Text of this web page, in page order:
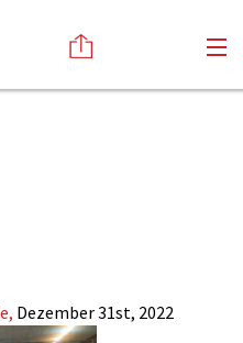
Dezember 31st, 2022